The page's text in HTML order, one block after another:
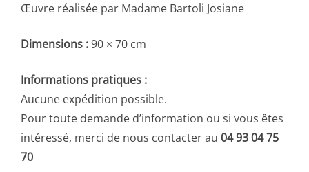
Œuvre réalisée par Madame Bartoli Josiane
Dimensions :90 × 70 cm
Informations pratiques :
Aucune expédition possible.
Pour toute demande d’information ou si vous êtes
intéressé, merci de nous contacter au 04 93 04 75
70